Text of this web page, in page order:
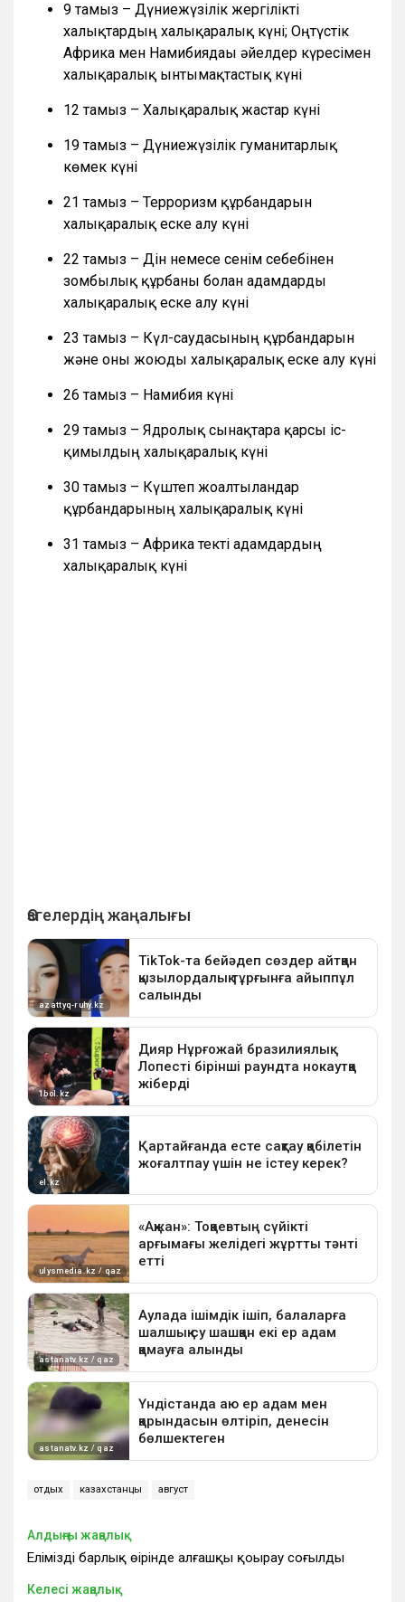
9 тамыз – Дүниежүзілік жергілікті
халықтардың халықаралық күні; Оңтүстік
Африка мен Намибиядағы әйелдер күресімен
халықаралық ынтымақтастық күні
12 тамыз – Халықаралық жастар күні
19 тамыз – Дүниежүзілік гуманитарлық
көмек күні
21 тамыз – Терроризм құрбандарын
халықаралық еске алу күні
22 тамыз – Дін немесе сенім себебінен
зомбылық құрбаны болған адамдарды
халықаралық еске алу күні
23 тамыз – Күл-саудасының құрбандарын
және оны жоюды халықаралық еске алу күні
26 тамыз – Намибия күні
29 тамыз – Ядролық сынақтарға қарсы іс-
қимылдың халықаралық күні
30 тамыз – Күштеп жоғалтылғандар
құрбандарының халықаралық күні
31 тамыз – Африка текті адамдардың
халықаралық күні
отдых казахстанцы август
Алдыңғы жаңалық
Еліміздің барлық өңірінде алғашқы қоңырау соғылды
Келесі жаңалық